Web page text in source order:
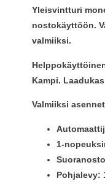
Yleisvintturi
nostokäyttöön.
valmiiksi.
Kampi.
Valmiiksi
1-
Pohjalevy: